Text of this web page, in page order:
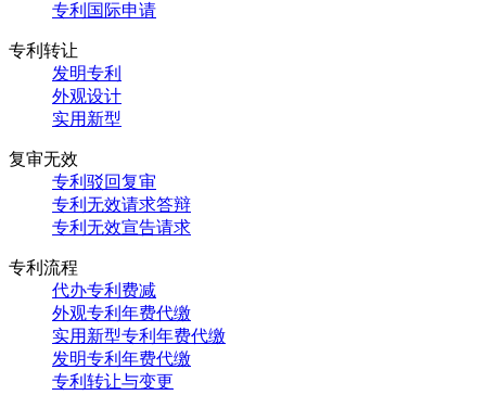
专利国际申请
专利转让
发明专利
外观设计
实用新型
复审无效
专利驳回复审
专利无效请求答辩
专利无效宣告请求
专利流程
代办专利费减
外观专利年费代缴
实用新型专利年费代缴
发明专利年费代缴
专利转让与变更